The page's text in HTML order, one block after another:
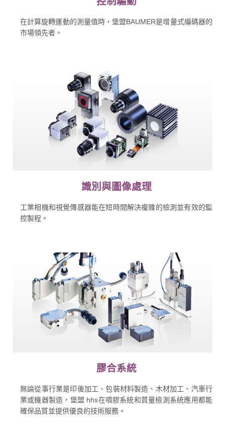
在計算旋轉運動的測量值時，堡盟BAUMER是增量式編碼器的
市場領先者。
識別與圖像處理
工業相機和視覺傳感器能在短時間解決複雜的檢測並有效的監
控製程。
膠合系統
無論從事行業是印後加工、包裝材料製造、木材加工、汽車行
業或機器製造，堡盟 hhs在噴膠系統和質量檢測系統應用都能
確保品質並提供優良的技術服務。